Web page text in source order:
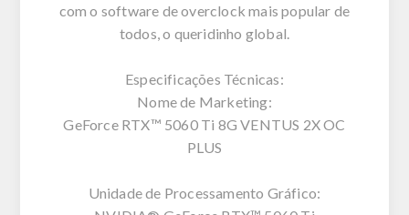
com o software de overclock mais popular de
todos, o queridinho global.
Especificações Técnicas:
Nome de Marketing:
GeForce RTX™ 5060 Ti 8G VENTUS 2X OC
PLUS
Unidade de Processamento Gráfico: